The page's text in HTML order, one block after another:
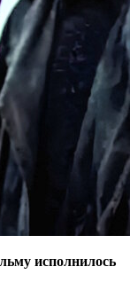
исполнилось